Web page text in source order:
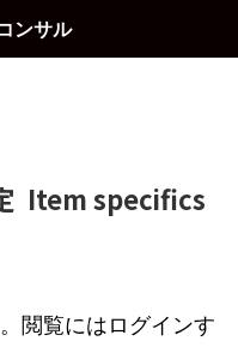
ンサル
Item specifics
閲覧にはログインす